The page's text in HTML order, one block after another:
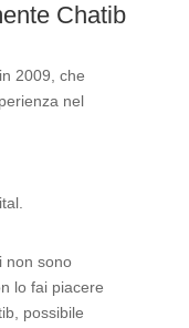
Chatib
2009, che
nel
non sono
lo fai piacere
possibile